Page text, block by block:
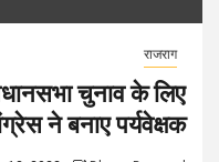
राजराग
चुनाव के लिए
ने बनाए पर्यवेक्षक